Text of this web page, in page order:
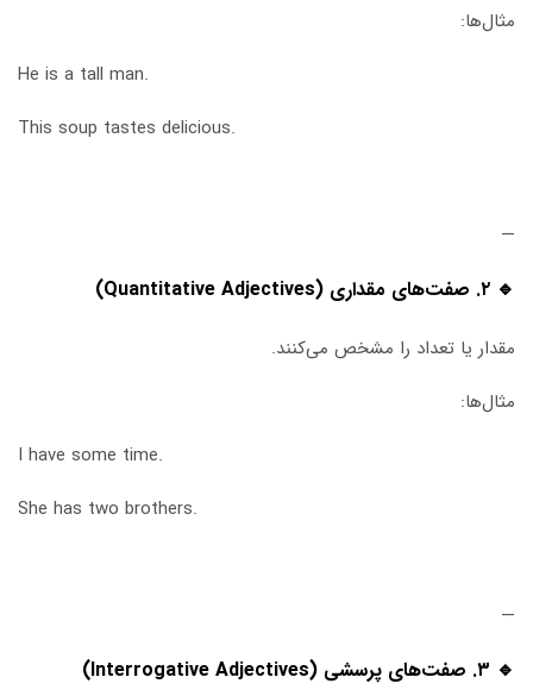
مثال‌ها:
He is a tall man.
This soup tastes delicious.
—
🔹 ۲. صفت‌های مقداری (Quantitative Adjectives)
مقدار یا تعداد را مشخص می‌کنند.
مثال‌ها:
I have some time.
She has two brothers.
—
🔹 ۳. صفت‌های پرسشی (Interrogative Adjectives)